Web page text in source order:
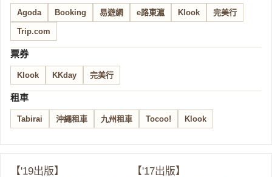
Agoda Booking 易遊網 e路東瀛 Klook 完美行
Trip.com
票券
Klook KKday 完美行
租車
Tabirai 沖繩租車 九州租車 Tocoo! Klook
【'19出版】
【'17出版】